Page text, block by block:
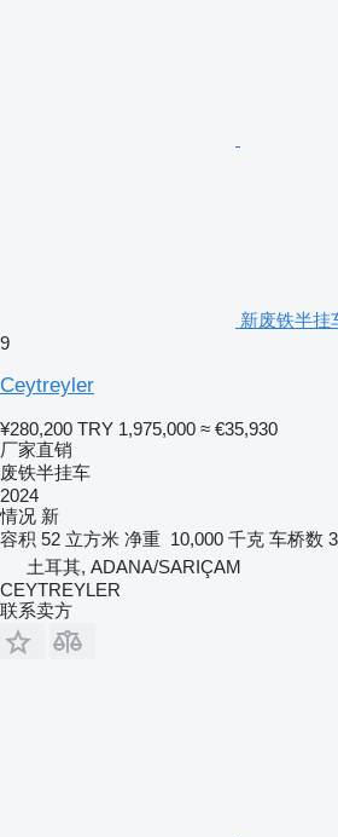
新废铁半挂
9
Ceytreyler
¥280,200 TRY 1,975,000 ≈ €35,930
厂家直销
废铁半挂车
2024
情况 新
容积 52 立方米 净重 10,000 千克 车桥数 3
土耳其, ADANA/SARIÇAM
CEYTREYLER
联系卖方